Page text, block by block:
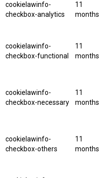
cookielawinfo-
checkbox-analytics
11
months
cookielawinfo-
checkbox-functional
11
months
cookielawinfo-
checkbox-necessary
11
months
cookielawinfo-
checkbox-others
11
months